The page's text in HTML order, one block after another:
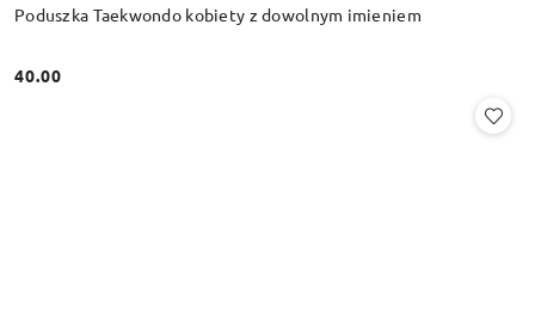
Poduszka Taekwondo kobiety z dowolnym imieniem
Cena:
40.00